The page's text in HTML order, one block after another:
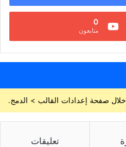
0
متابعون
تعليقات